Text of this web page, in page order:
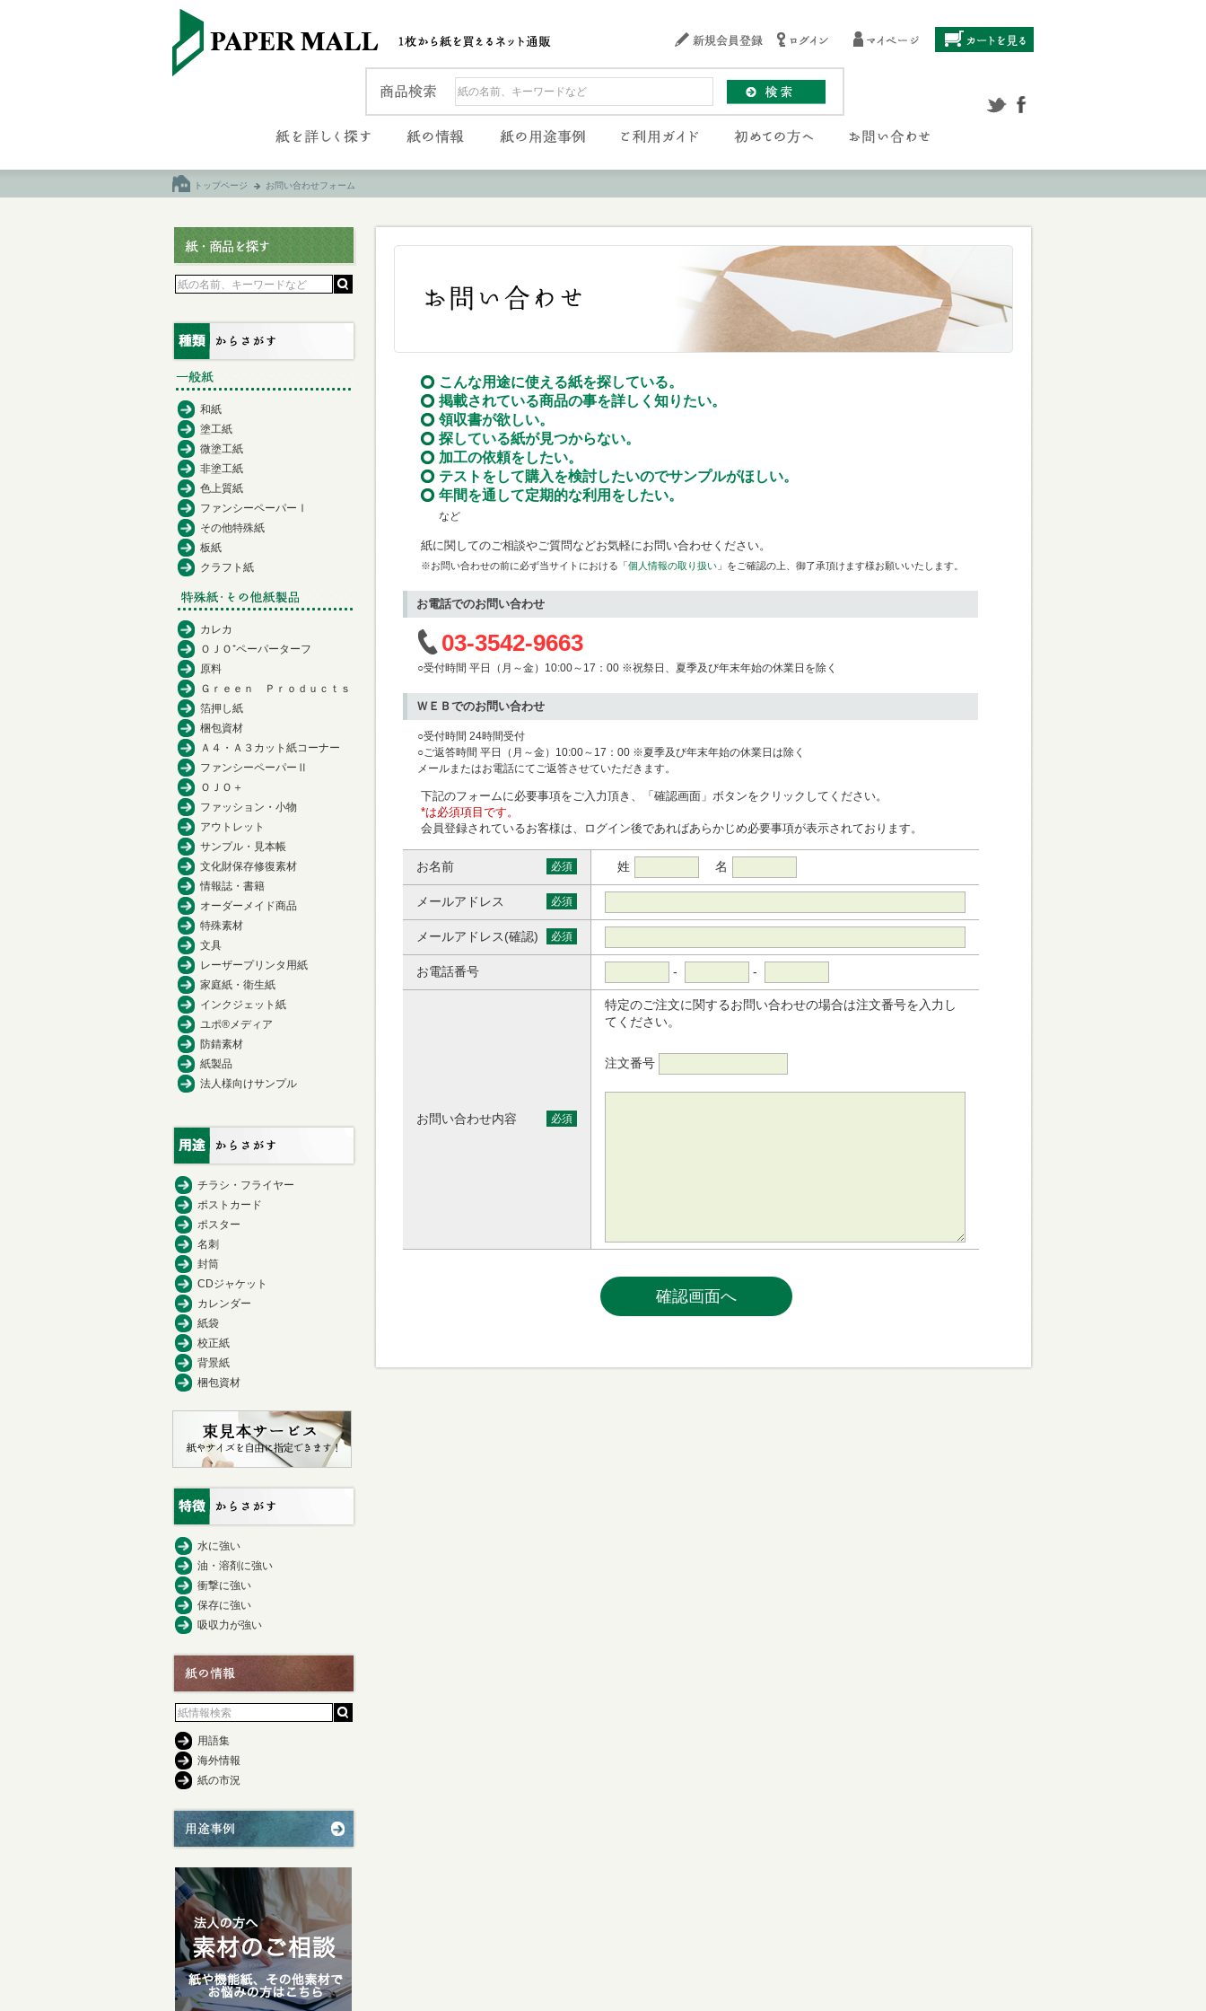
トップページ お問い合わせフォーム
こんな用途に使える紙を探している。
掲載されている商品の事を詳しく知りたい。
領収書が欲しい。
探している紙が見つからない。
加工の依頼をしたい。
テストをして購入を検討したいのでサンプルがほしい。
年間を通して定期的な利用をしたい。
など
紙に関してのご相談やご質問などお気軽にお問い合わせください。
※お問い合わせの前に必ず当サイトにおける「個人情報の取り扱い 」をご確認の上、御了承頂けます様お願いいたします。
お電話でのお問い合わせ
03-3542-9663
○受付時間 平日（月～金）10:00～17：00 ※祝祭日、夏季及び年末年始の休業日を除く
ＷＥＢでのお問い合わせ
○受付時間 24時間受付
○ご返答時間 平日（月～金）10:00～17：00 ※夏季及び年末年始の休業日は除く
メールまたはお電話にてご返答させていただきます。
下記のフォームに必要事項をご入力頂き、「確認画面」ボタンをクリックしてください。
*は必須項目です。
会員登録されているお客様は、ログイン後であればあらかじめ必要事項が表示されております。
お名前 必須 姓 名
メールアドレス 必須
メールアドレス(確認) 必須
お電話番号 - -
お問い合わせ内容 必須
特定のご注文に関するお問い合わせの場合は注文番号を入力し
てください。
注文番号
和紙
塗工紙
微塗工紙
非塗工紙
色上質紙
ファンシーペーパーⅠ
その他特殊紙
板紙
クラフト紙
カレカ
ＯＪＯ⁺ペーパーターフ
原料
Ｇｒｅｅｎ Ｐｒｏｄｕｃｔｓ
箔押し紙
梱包資材
Ａ４・Ａ３カット紙コーナー
ファンシーペーパーⅡ
ＯＪＯ＋
ファッション・小物
アウトレット
サンプル・見本帳
文化財保存修復素材
情報誌・書籍
オーダーメイド商品
特殊素材
文具
レーザープリンタ用紙
家庭紙・衛生紙
インクジェット紙
ユポ®メディア
防錆素材
紙製品
法人様向けサンプル
チラシ・フライヤー
ポストカード
ポスター
名刺
封筒
CDジャケット
カレンダー
紙袋
校正紙
背景紙
梱包資材
水に強い
油・溶剤に強い
衝撃に強い
保存に強い
吸収力が強い
用語集
海外情報
紙の市況